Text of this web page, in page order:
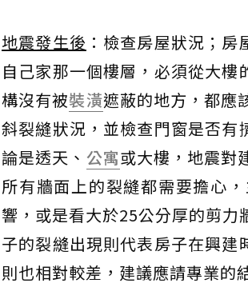
地震發生後 ：檢查房屋狀況；
自己家那一個樓層，必須從大
構沒有被裝潢遮蔽的地方，都應
斜裂縫狀況，並檢查門窗是否有
論是透天、 公寓或大樓，地震對
所有牆面上的裂縫都需要擔心
響，或是看大於25公分厚的剪
子的裂縫出現則代表房子在興
則也相對較差，建議應請專業的